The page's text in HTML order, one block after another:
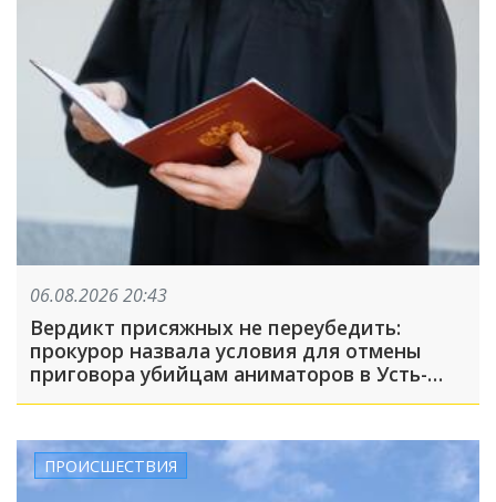
06.08.2026 20:43
Вердикт присяжных не переубедить:
прокурор назвала условия для отмены
приговора убийцам аниматоров в Усть-
ПРОИСШЕСТВИЯ